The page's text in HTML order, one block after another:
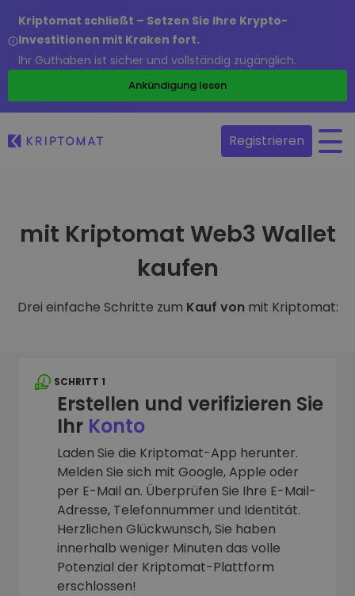
Kriptomat schließt – Setzen Sie Ihre Krypto-
Investitionen mit Kraken fort.
Ihr Guthaben ist sicher und vollständig zugänglich.
Ankündigung lesen
Registrieren
mit Kriptomat Web3 Wallet
kaufen
Drei einfache Schritte zum Kauf von mit Kriptomat:
SCHRITT 1
Erstellen und verifizieren Sie
Ihr Konto
Laden Sie die Kriptomat-App herunter.
Melden Sie sich mit Google, Apple oder
per E-Mail an. Überprüfen Sie Ihre E-Mail-
Adresse, Telefonnummer und Identität.
Herzlichen Glückwunsch, Sie haben
innerhalb weniger Minuten das volle
Potenzial der Kriptomat-Plattform
erschlossen!